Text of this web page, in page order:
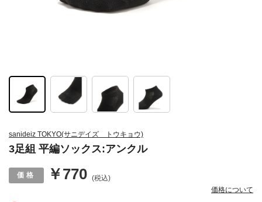
sanideiz TOKYO(サニデイズ トウキョウ)
3足組 平編ソックス:アンクル
￥770 (税込)
価格について